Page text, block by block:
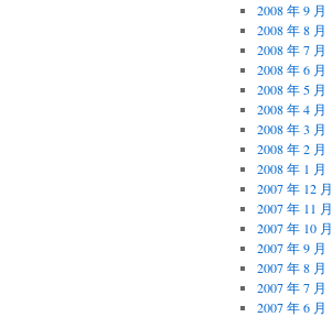
2008 年 9 月
2008 年 8 月
2008 年 7 月
2008 年 6 月
2008 年 5 月
2008 年 4 月
2008 年 3 月
2008 年 2 月
2008 年 1 月
2007 年 12 月
2007 年 11 月
2007 年 10 月
2007 年 9 月
2007 年 8 月
2007 年 7 月
2007 年 6 月